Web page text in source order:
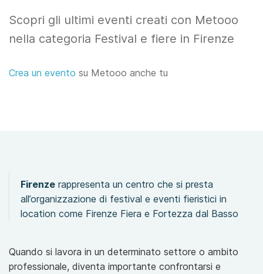
Scopri gli ultimi eventi creati con Metooo
nella categoria Festival e fiere in Firenze
Crea un evento su Metooo anche tu
Firenze rappresenta un centro che si presta
all’organizzazione di festival e eventi fieristici in
location come Firenze Fiera e Fortezza dal Basso
Quando si lavora in un determinato settore o ambito
professionale, diventa importante confrontarsi e